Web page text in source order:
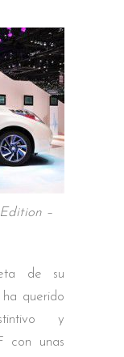
–
de su
querido
y
con unas